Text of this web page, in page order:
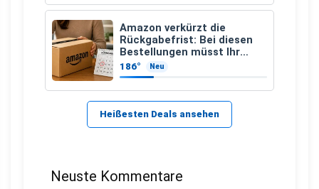
Amazon verkürzt die
Rückgabefrist: Bei diesen
Bestellungen müsst Ihr
schneller handeln
186° Neu
Heißesten Deals ansehen
Neuste Kommentare